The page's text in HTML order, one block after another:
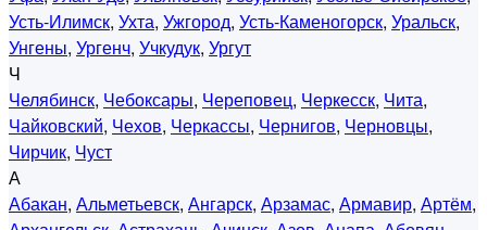
Усть-Илимск, Ухта, Ужгород, Усть-Каменогорск, Уральск,
Унгены, Ургенч, Учкудук, Ургут
Ч
Челябинск, Чебоксары, Череповец, Черкесск, Чита,
Чайковский, Чехов, Черкассы, Чернигов, Черновцы,
Чирчик, Чуст
А
Абакан, Альметьевск, Ангарск, Арзамас, Армавир, Артём,